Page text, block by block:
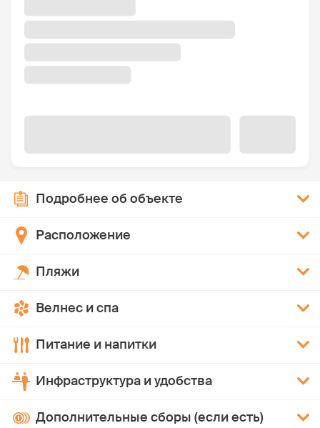
Подробнее об объекте
Расположение
Пляжи
Велнес и спа
Питание и напитки
Инфраструктура и удобства
Дополнительные сборы (если есть)